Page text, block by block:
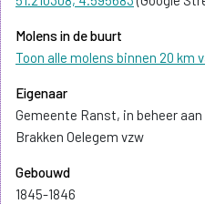
Molens in de buurt
Toon alle molens binnen 20 km
Eigenaar
Gemeente Ranst, in beheer
Brakken Oelegem vzw
Gebouwd
1845-1846